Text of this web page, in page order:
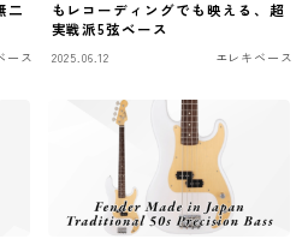
二
ース
もレコーディングでも映える、超
実戦派5弦ベース
2025.06.12 エレキベース